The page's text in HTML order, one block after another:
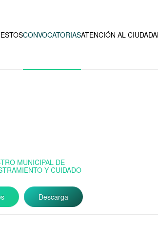
CONVOCATORIASATENCIÓN AL
MUNICIPAL DE
Y CUIDADO
Descarga